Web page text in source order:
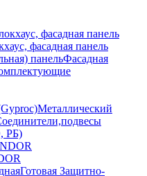
фасадная панель
панельФасадная
Металлический
РБ)
Готовая Защитно-